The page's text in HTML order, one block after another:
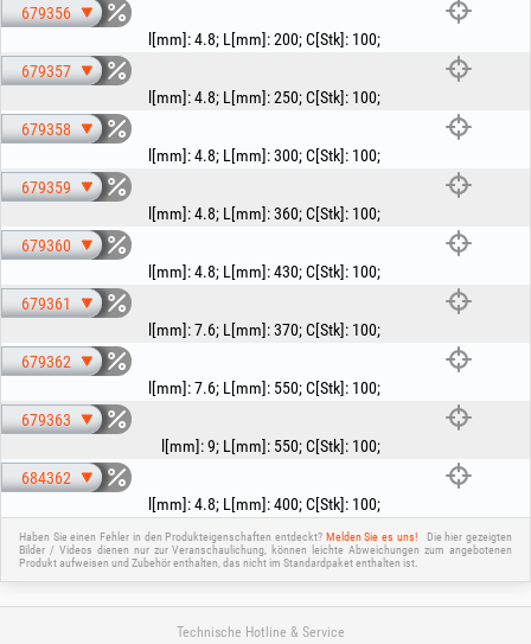
679356
l[mm]:4.8; L[mm]:200;C[Stk]: 100;
679357
l[mm]:4.8; L[mm]:250;C[Stk]: 100;
679358
l[mm]:4.8; L[mm]:300;C[Stk]: 100;
679359
l[mm]:4.8; L[mm]:360;C[Stk]: 100;
679360
l[mm]:4.8; L[mm]:430;C[Stk]: 100;
679361
l[mm]:7.6; L[mm]:370;C[Stk]: 100;
679362
l[mm]:7.6; L[mm]: 550;C[Stk]: 100;
679363
l[mm]:9; L[mm]: 550;C[Stk]: 100;
684362
l[mm]:4.8; L[mm]:400;C[Stk]: 100;
Haben Sie einen Fehler in den Produkteigenschaften entdeckt? Melden Sie es uns!
Die hier gezeigten
Bilder / Videos dienen nur zur Veranschaulichung, können leichte Abweichungen zum angebotenen
Produkt aufweisen und Zubehör enthalten, das nicht im Standardpaket enthalten ist.
Technische Hotline & Service